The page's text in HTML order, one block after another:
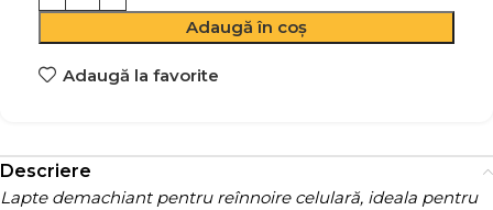
Adaugă în coș
Adaugă la favorite
Descriere
Lapte demachiant pentru reînnoire celulară, ideala pentru